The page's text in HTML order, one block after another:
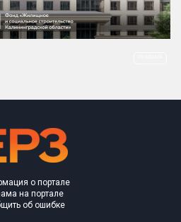
о портале
на портале
об ошибке